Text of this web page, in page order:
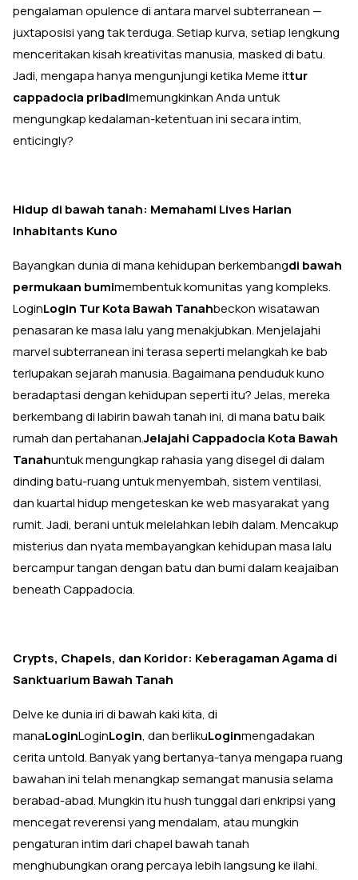
pengalaman opulence di antara marvel subterranean —
juxtaposisi yang tak terduga. Setiap kurva, setiap lengkung
menceritakan kisah kreativitas manusia, masked di batu.
Jadi, mengapa hanya mengunjungi ketika Meme ittur
cappadocia pribadimemungkinkan Anda untuk
mengungkap kedalaman-ketentuan ini secara intim,
enticingly?
Hidup di bawah tanah: Memahami Lives Harian
Inhabitants Kuno
Bayangkan dunia di mana kehidupan berkembangdi bawah
permukaan bumimembentuk komunitas yang kompleks.
LoginLogin Tur Kota Bawah Tanahbeckon wisatawan
penasaran ke masa lalu yang menakjubkan. Menjelajahi
marvel subterranean ini terasa seperti melangkah ke bab
terlupakan sejarah manusia. Bagaimana penduduk kuno
beradaptasi dengan kehidupan seperti itu? Jelas, mereka
berkembang di labirin bawah tanah ini, di mana batu baik
rumah dan pertahanan.Jelajahi Cappadocia Kota Bawah
Tanahuntuk mengungkap rahasia yang disegel di dalam
dinding batu-ruang untuk menyembah, sistem ventilasi,
dan kuartal hidup mengeteskan ke web masyarakat yang
rumit. Jadi, berani untuk melelahkan lebih dalam. Mencakup
misterius dan nyata membayangkan kehidupan masa lalu
bercampur tangan dengan batu dan bumi dalam keajaiban
beneath Cappadocia.
Crypts, Chapels, dan Koridor: Keberagaman Agama di
Sanktuarium Bawah Tanah
Delve ke dunia iri di bawah kaki kita, di
manaLoginLoginLogin, dan berlikuLoginmengadakan
cerita untold. Banyak yang bertanya-tanya mengapa ruang
bawahan ini telah menangkap semangat manusia selama
berabad-abad. Mungkin itu hush tunggal dari enkripsi yang
mencegat reverensi yang mendalam, atau mungkin
pengaturan intim dari chapel bawah tanah
menghubungkan orang percaya lebih langsung ke ilahi.